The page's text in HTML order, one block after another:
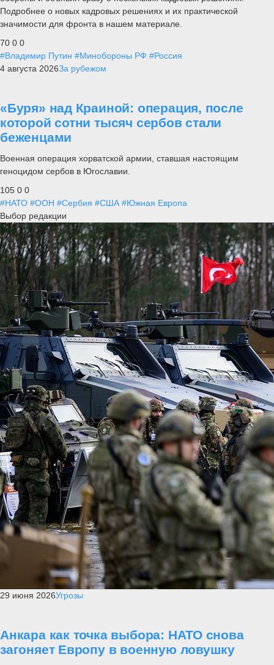
Подробнее о новых кадровых решениях и их практической
значимости для фронта в нашем материале.
70 0 0
#Владимир Путин #Минобороны РФ #Россия
4 августа 2026За рубежом
«Буря» над Краиной: операция, после
которой сотни тысяч сербов стали
беженцами
Военная операция хорватской армии, ставшая настоящим
геноцидом сербов в Югославии.
105 0 0
#НАТО #ООН #Сербия #США #Южная Европа
Выбор редакции
29 июня 2026Угрозы
Анкара как точка выбора: НАТО снова
загоняет Европу в военную ловушку